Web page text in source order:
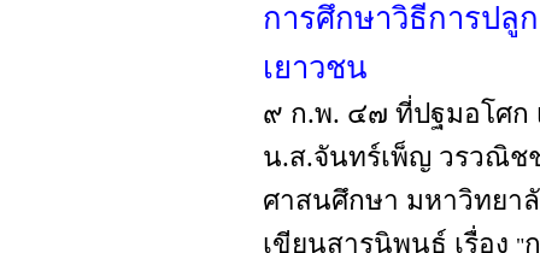
การศึกษาวิธีการปลู
เยาวชน
๙ ก.พ. ๔๗ ที่ปฐมอโศก
น.ส.จันทร์เพ็ญ วรวณิช
ศาสนศึกษา มหาวิทยา
เขียนสารนิพนธ์ เรื่อง "